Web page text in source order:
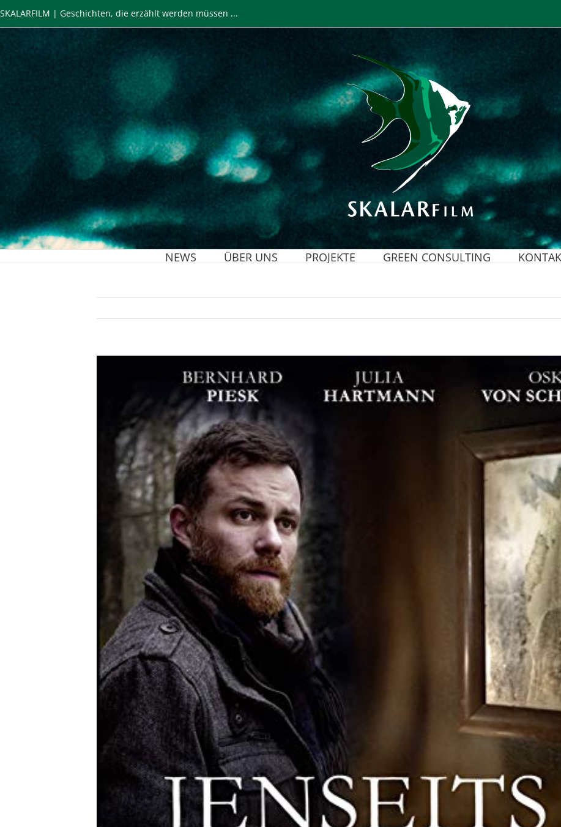
Inhalt
springen
SKALARFILM | Geschichten, die erzählt werden müssen ...
NEWS ÜBER UNS PROJEKTE GREEN CONSULTING